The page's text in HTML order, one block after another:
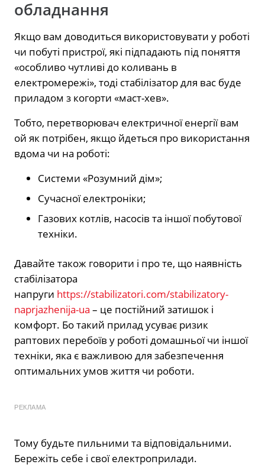
обладнання
Якщо вам доводиться використовувати у роботі
чи побуті пристрої, які підпадають під поняття
«особливо чутливі до коливань в
електромережі», тоді стабілізатор для вас буде
приладом з когорти «маст-хев».
Тобто, перетворювач електричної енергії вам
ой як потрібен, якщо йдеться про використання
вдома чи на роботі:
Системи «Розумний дім»;
Сучасної електроніки;
Газових котлів, насосів та іншої побутової
техніки.
Давайте також говорити і про те, що наявність
стабілізатора
напруги https://stabilizatori.com/stabilizatory-
naprjazhenija-ua – це постійний затишок і
комфорт. Бо такий прилад усуває ризик
раптових перебоїв у роботі домашньої чи іншої
техніки, яка є важливою для забезпечення
оптимальних умов життя чи роботи.
РЕКЛАМА
Тому будьте пильними та відповідальними.
Бережіть себе і свої електроприлади.